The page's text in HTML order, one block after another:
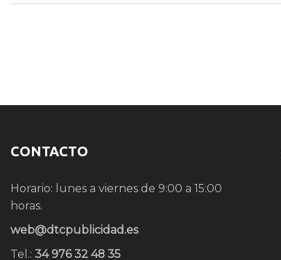
CONTACTO
Horario: lunes a viernes de 9:00 a 15:00
horas.
web@dtcpublicidad.es
Tel.: 34 976 32 48 35